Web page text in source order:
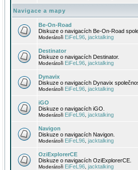
Navigace a mapy
Be-On-Road
Diskuze o navigacích Be-On-Road
Moderátoři EiFeL96 jacktalking
Destinator
Diskuze o navigacích Destinator.
Moderátoři EiFeL96 jacktalking
Dynavix
Diskuze o navigacích Dynavix
Moderátoři EiFeL96 jacktalking
iGO
Diskuze o navigacích iGO.
Moderátoři EiFeL96 jacktalking
Navigon
Diskuze o navigacích Navigon.
Moderátoři EiFeL96 jacktalking
OziExplorerCE
Diskuze o navigacích OziExplorerCE.
Moderátoři EiFeL96 jacktalking